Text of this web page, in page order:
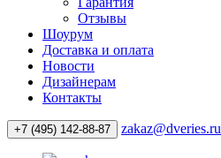
Отзывы
Шоурум
Доставка и оплата
Новости
Дизайнерам
Контакты
+7 (495) 142-88-87 zakaz@dveries.ru